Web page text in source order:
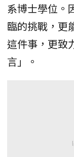
系博士學位。
臨的挑戰，更
這件事，更致
言」。